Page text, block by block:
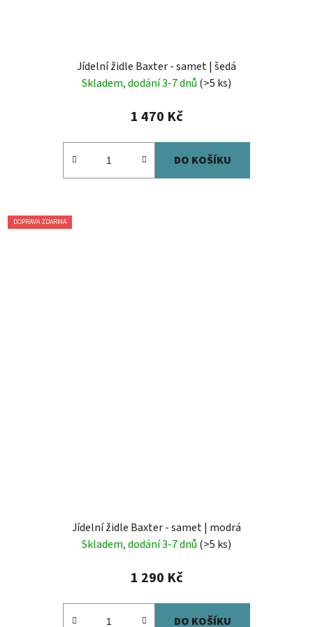
Jídelní židle Baxter - samet | šedá
Skladem, dodání 3-7 dnů (>5 ks)
1 470 Kč
DO KOŠÍKU
DOPRAVA ZDARMA
Jídelní židle Baxter - samet | modrá
Skladem, dodání 3-7 dnů (>5 ks)
1 290 Kč
DO KOŠÍKU